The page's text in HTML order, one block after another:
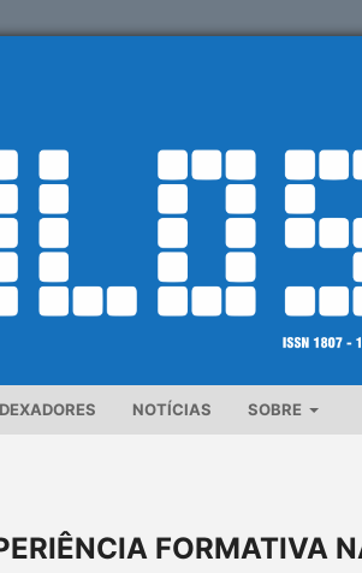
NOTÍCIAS SOBRE
FORMATIVA